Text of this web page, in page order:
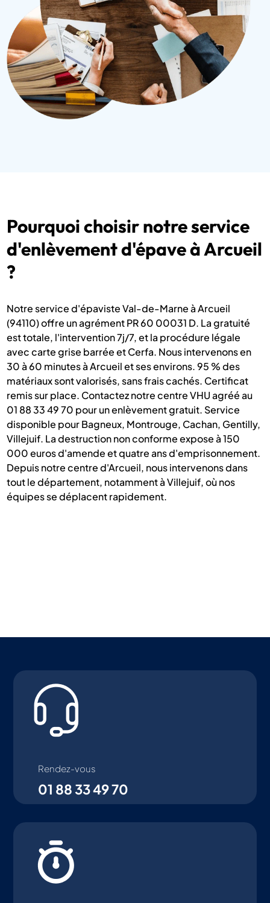
Pourquoi choisir notre service
d'enlèvement d'épave à Arcueil
?
Notre service d'épaviste Val-de-Marne à Arcueil
(94110) offre un agrément PR 60 00031 D. La gratuité
est totale, l'intervention 7j/7, et la procédure légale
avec carte grise barrée et Cerfa. Nous intervenons en
30 à 60 minutes à Arcueil et ses environs. 95 % des
matériaux sont valorisés, sans frais cachés. Certificat
remis sur place. Contactez notre centre VHU agréé au
01 88 33 49 70 pour un enlèvement gratuit. Service
disponible pour Bagneux, Montrouge, Cachan, Gentilly,
Villejuif. La destruction non conforme expose à 150
000 euros d'amende et quatre ans d'emprisonnement.
Depuis notre centre d'Arcueil, nous intervenons dans
tout le département, notamment à Villejuif, où nos
équipes se déplacent rapidement.
Rendez-vous
01 88 33 49 70